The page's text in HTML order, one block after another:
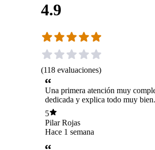
4.9
(118 evaluaciones)
Una primera atención muy
dedicada y explica todo muy
expectativa de como sera este
pero creo que nos irá bkn
5
Pilar Rojas
Hace 1 semana